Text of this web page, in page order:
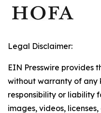
Legal Disclaimer:
EIN Presswire provides
without warranty of any
responsibility or liability
images, videos,